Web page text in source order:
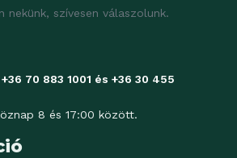
nekünk, szívesen válaszolunk.
+36 70 883 1001 és +36 30 455
8 és 17:00 között.